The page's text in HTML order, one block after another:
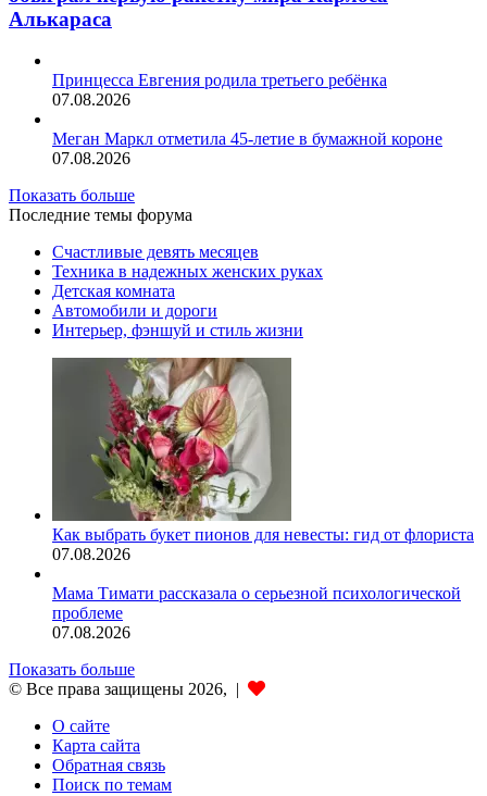
Алькараса
Принцесса Евгения родила третьего ребёнка
07.08.2026
Меган Маркл отметила 45-летие в бумажной короне
07.08.2026
Показать больше
Последние темы форума
Счастливые девять месяцев
Техника в надежных женских руках
Детская комната
Автомобили и дороги
Интерьер, фэншуй и стиль жизни
Как выбрать букет пионов для невесты: гид от флориста
07.08.2026
Мама Тимати рассказала о серьезной психологической
проблеме
07.08.2026
Показать больше
© Все права защищены 2026, |
О сайте
Карта сайта
Обратная связь
Поиск по темам